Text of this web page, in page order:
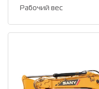
Рабочий вес